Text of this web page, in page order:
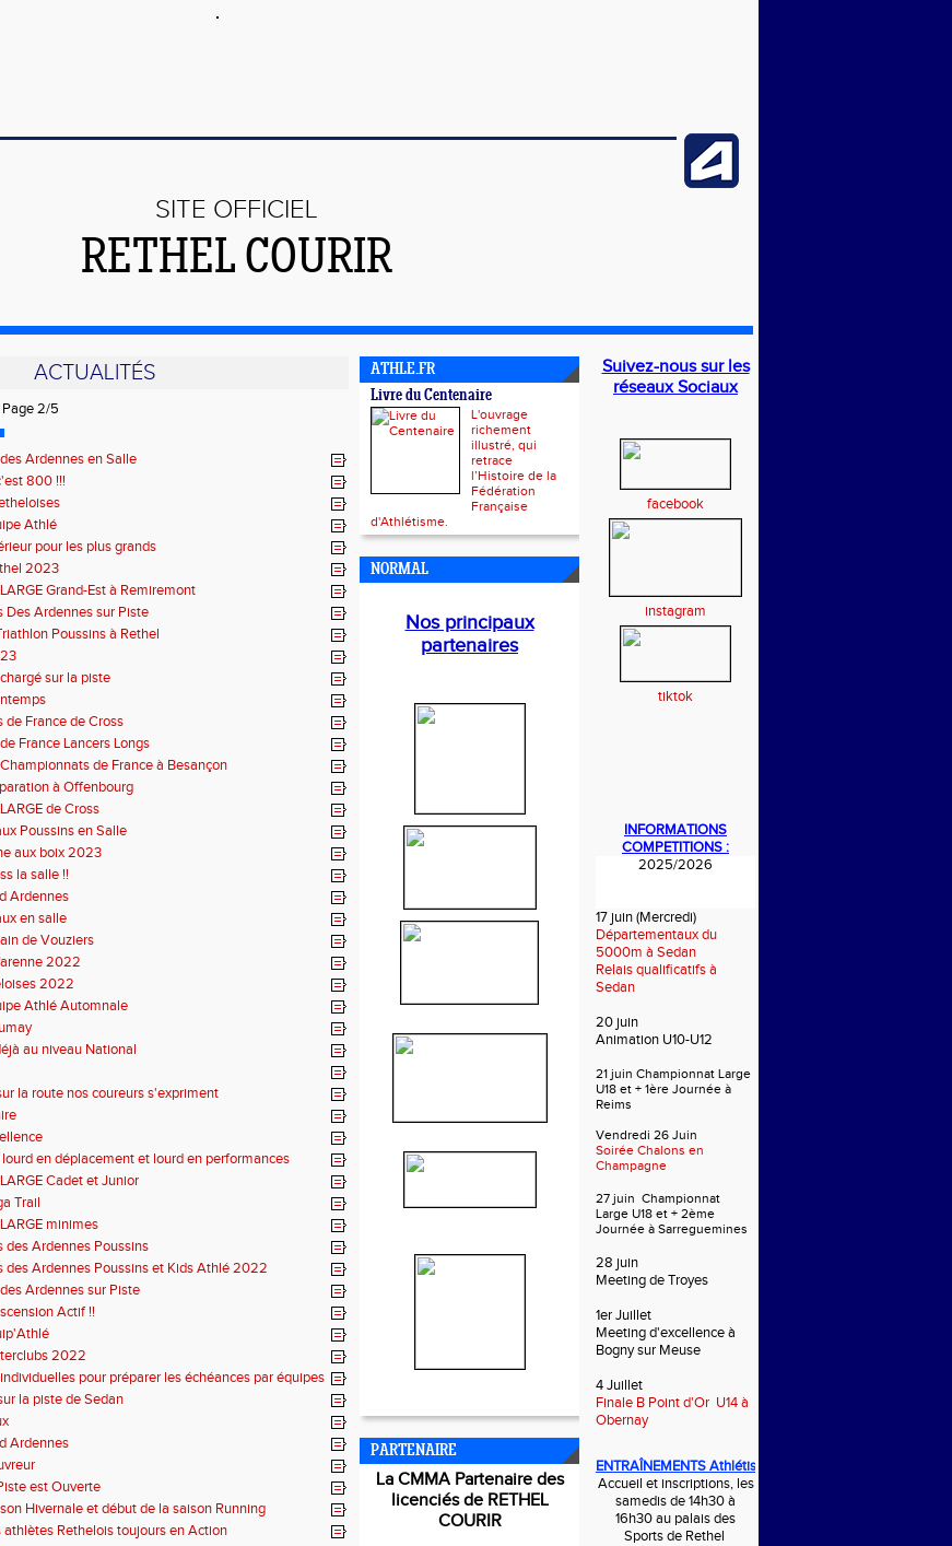
SITE OFFICIEL
RETHEL COURIR
ACTUALITÉS
Page 2/5
Ardennes en Salle
800 !!!
Athlé
pour les plus grands
2023
Grand-Est à Remiremont
Des Ardennes sur Piste
Poussins à Rethel
sur la piste
France de Cross
France Lancers Longs
de France à Besançon
à Offenbourg
de Cross
Poussins en Salle
aux boix 2023
la salle !!
Ardennes
en salle
de Vouziers
2022
2022
Athlé Automnale
au niveau National
la route nos coureurs s'expriment
en déplacement et lourd en performances
Cadet et Junior
Trail
minimes
des Ardennes Poussins
des Ardennes Poussins et Kids Athlé 2022
Ardennes sur Piste
Actif !!
2022
pour préparer les échéances par équipes
la piste de Sedan
Ardennes
est Ouverte
Hivernale et début de la saison Running
athlètes Rethelois toujours en Action
ATHLE.FR
Livre du Centenaire
L'ouvrage
richement
illustré, qui
retrace
l’Histoire de la
Fédération
Française
d'Athlétisme.
NORMAL
Nos principaux
partenaires
PARTENAIRE
La CMMA Partenaire des
licenciés de RETHEL
COURIR
Suivez-nous sur les
réseaux Sociaux
facebook
instagram
tiktok
INFORMATIONS
COMPETITIONS :
2025/2026
17 juin (Mercredi)
Départementaux du
5000m à Sedan
Relais qualificatifs à
Sedan
20 juin
Animation U10-U12
21 juin Championnat Large
U18 et + 1ère Journée à
Reims
Vendredi 26 Juin
Soirée Chalons en
Champagne
27 juin Championnat
Large U18 et + 2ème
Journée à Sarreguemines
28 juin
Meeting de Troyes
1er Juillet
Meeting d'excellence à
Bogny sur Meuse
4 Juillet
Finale B Point d'Or U14 à
Obernay
ENTRAÎNEMENTSAthlétisme
Accueil et inscriptions, les
samedis de 14h30 à
16h30 au palais des
Sports de Rethel